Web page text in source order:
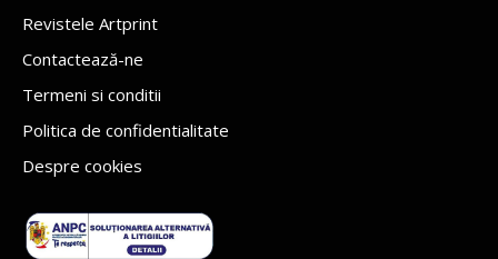
Revistele Artprint
Contactează-ne
Termeni si conditii
Politica de confidentialitate
Despre cookies